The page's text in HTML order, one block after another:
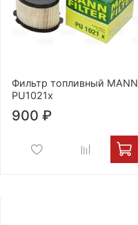
Фильтр топливный MANN
PU1021x
900 ₽